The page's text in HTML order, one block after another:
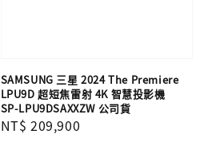
SAMSUNG 三星 2024 The Premiere
LPU9D 超短焦雷射 4K 智慧投影機
SP-LPU9DSAXXZW 公司貨
Regular
NT$ 209,900